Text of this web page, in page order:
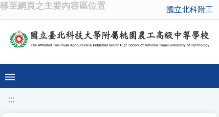
移至網頁之主要內容區位置 國立北科附工
:::